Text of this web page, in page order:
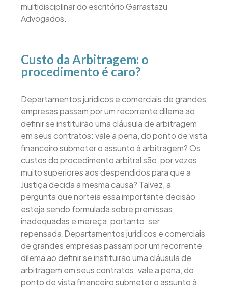
multidisciplinar do escritório Garrastazu
Advogados.
Custo da Arbitragem: o
procedimento é caro?
Departamentos jurídicos e comerciais de grandes
empresas passam por um recorrente dilema ao
definir se instituirão uma cláusula de arbitragem
em seus contratos: vale a pena, do ponto de vista
financeiro submeter o assunto à arbitragem? Os
custos do procedimento arbitral são, por vezes,
muito superiores aos despendidos para que a
Justiça decida a mesma causa? Talvez, a
pergunta que norteia essa importante decisão
esteja sendo formulada sobre premissas
inadequadas e mereça, portanto, ser
repensada.Departamentos jurídicos e comerciais
de grandes empresas passam por um recorrente
dilema ao definir se instituirão uma cláusula de
arbitragem em seus contratos: vale a pena, do
ponto de vista financeiro submeter o assunto à